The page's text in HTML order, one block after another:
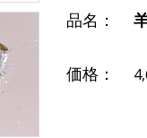
品名：
価格：